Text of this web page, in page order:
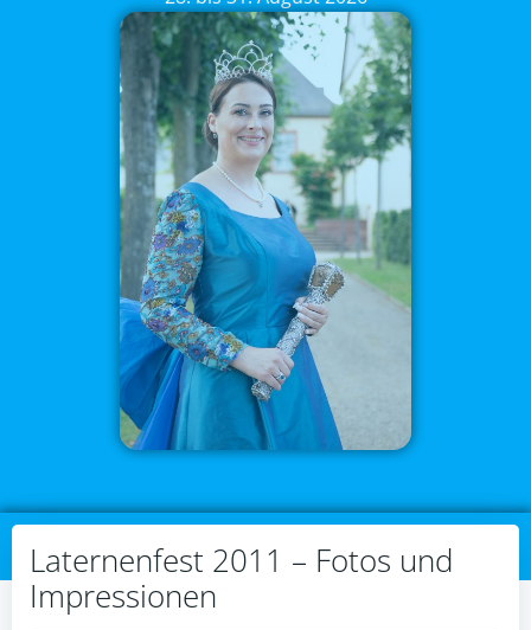
Laternenfest 2011 – Fotos und
Impressionen